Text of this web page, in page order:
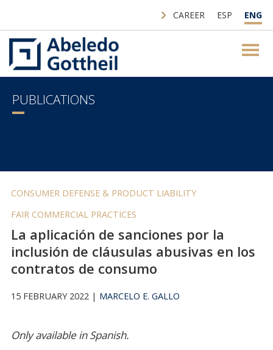
CAREER ESP ENG
PUBLICATIONS
CONSUMER DEFENSE & PRODUCT LIABILITY
FAIR COMMERCIAL PRACTICES
La aplicación de sanciones por la
inclusión de cláusulas abusivas en los
contratos de consumo
15 FEBRUARY 2022 | MARCELO E. GALLO
Only available in Spanish.